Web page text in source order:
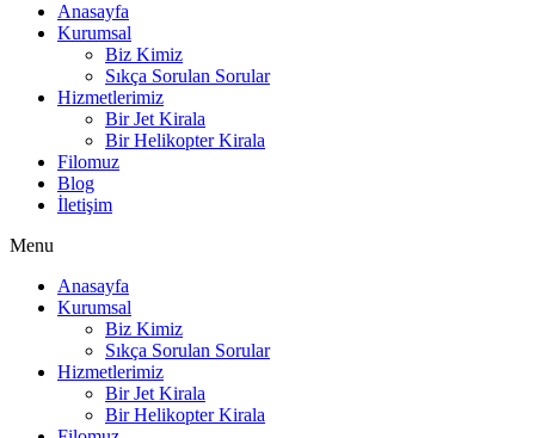
Anasayfa
Kurumsal
Biz Kimiz
Sıkça Sorulan Sorular
Hizmetlerimiz
Bir Jet Kirala
Bir Helikopter Kirala
Filomuz
Blog
İletişim
Menu
Anasayfa
Kurumsal
Biz Kimiz
Sıkça Sorulan Sorular
Hizmetlerimiz
Bir Jet Kirala
Bir Helikopter Kirala